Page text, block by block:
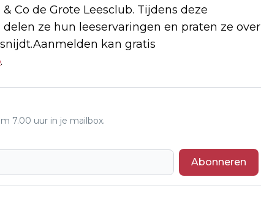
Co de Grote Leesclub. Tijdens deze
ze hun leeservaringen en praten ze over
kan gratis
.
7.00 uur in je mailbox.
Abonneren